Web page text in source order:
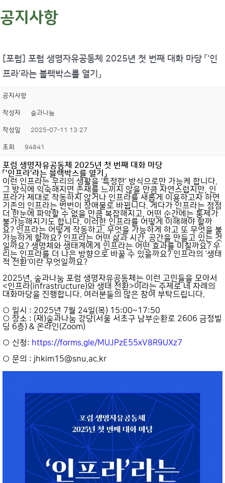
공지사항
[포럼] 포럼 생명자유공동체 2025년 첫 번째 대화 마당 「'인
프라'라는 블랙박스를 열기」
공지사항
작성자 숲과나눔
작성일 2025-07-11 13:27
조회 94841
포럼 생명자유공동체 2025년 첫 번째 대화 마당
「'인프라'라는 블랙박스를 열기」
이런 인프라는 우리의 생활을 ‘특정한’ 방식으로만 가능케 합니다.
그 방식에 익숙해지면 존재를 느끼지 않을 만큼 자연스럽지만, 인
프라가 제대로 작동하지 않거나 인프라를 새롭게 이용하고자 하면
기존의 인프라는 번번이 장애물로 바뀝니다. 게다가 인프라는 점점
더 한눈에 파악할 수 없을 만큼 복잡해지고, 어떤 순간에는 통제가
불가능해지기도 합니다. 이러한 인프라를 어떻게 이해해야 할까
요? 인프라는 어떻게 작동하고, 무엇을 가능하게 하고 또 무엇을 불
가능하게 할까요? 인프라는 어떤 삶과 시간, 공간을 만들고 있는 것
일까요? 생명체와 생태계에게 인프라는 어떤 효과를 미칠까요? 우
리는 인프라를 더 나은 방향으로 바꿀 수 있을까요? 인프라의 ’생태
적 전환‘이란 무엇일까요?
2025년, 숲과나눔 포럼 생명자유공동체는 이런 고민들을 모아서
<인프라(infrastructure)와 생태 전환>이라는 주제로 네 차례의
대화마당을 진행합니다. 여러분들의 많은 참여 부탁드립니다.
○ 일시 : 2025년 7월 24일(목) 15:00~17:50
○ 장소 : (재)숲과나눔 강당(서울 서초구 남부순환로 2606 금정빌
딩 6층) & 온라인(Zoom)
○ 신청: https://forms.gle/MUJPzE55xV8R9UXz7
○ 문의 : jhkim15@snu.ac.kr